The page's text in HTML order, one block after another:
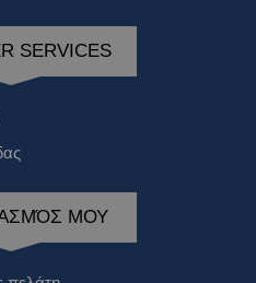
SERVICES
ΜΟΥ